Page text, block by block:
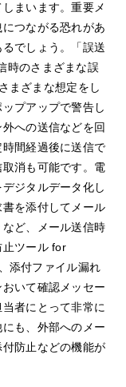
まいます。重要メ
つながる恐れがあ
でしょう。「誤送
時のさまざまな誤
まざまな想定をし
プアップで警告し
への送信などを回
間経過後に送信で
消も可能です。電
ジタルデータ化し
を添付してメール
ど、メール送信時
止ツール for
添付ファイル漏れ
いて確認メッセー
者にとって非常に
も、外部へのメー
防止などの機能が